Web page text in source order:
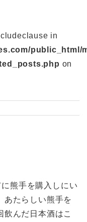
in
public_html/
on
熊手を購入しにい
あたらしい熊手を
飲んだ日本酒はこ